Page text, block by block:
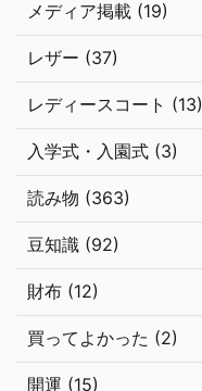
メディア掲載 (19)
レザー (37)
レディースコート (13)
入学式・入園式 (3)
読み物 (363)
豆知識 (92)
財布 (12)
買ってよかった (2)
開運 (15)